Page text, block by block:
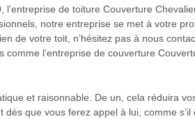
de toiture Couverture
notre entreprise se met à votre
de votre toit, n’hésitez pas à nous
l’entreprise de couverture
et raisonnable. De un, cela réduira
que vous ferez appel à lui, comme